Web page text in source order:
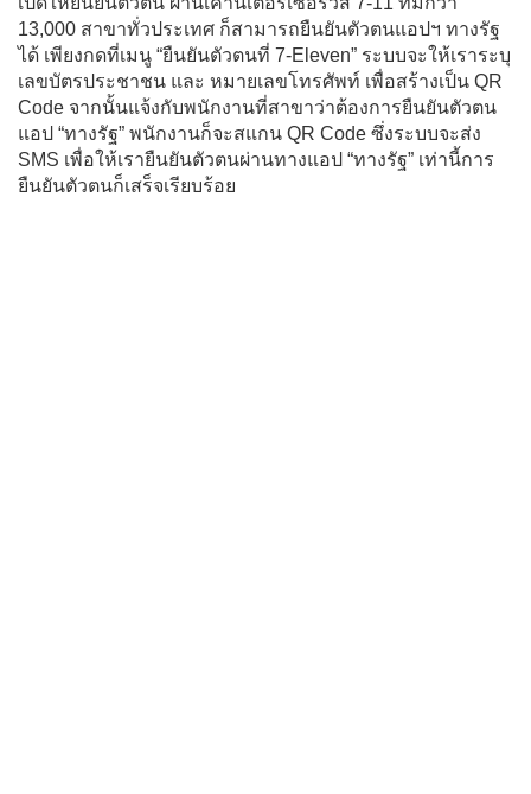
13,000 สาขาทั่วประเทศ ก็สามารถยืนยันตัวตนแอปฯ ทางรัฐ
ได้ เพียงกดที่เมนู “ยืนยันตัวตนที่ 7-Eleven” ระบบจะให้เราระบุ
เลขบัตรประชาชน และ หมายเลขโทรศัพท์ เพื่อสร้างเป็น QR
Code จากนั้นแจ้งกับพนักงานที่สาขาว่าต้องการยืนยันตัวตน
แอป “ทางรัฐ” พนักงานก็จะสแกน QR Code ซึ่งระบบจะส่ง
SMS เพื่อให้เรายืนยันตัวตนผ่านทางแอป “ทางรัฐ” เท่านี้การ
ยืนยันตัวตนก็เสร็จเรียบร้อย